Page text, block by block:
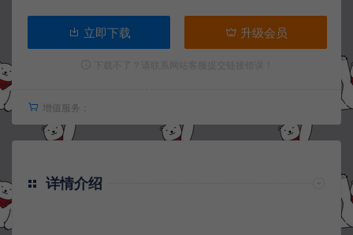
立即下载 升级会员
增值服务：
详情介绍